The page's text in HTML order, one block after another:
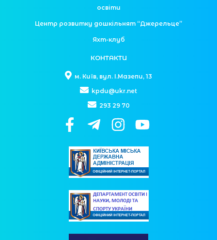
освіти
Центр розвитку дошкільнят “Джерельце”
Яхт-клуб
КОНТАКТИ
м. Київ, вул. І.Мазепи, 13
kpdu@ukr.net
293 29 70